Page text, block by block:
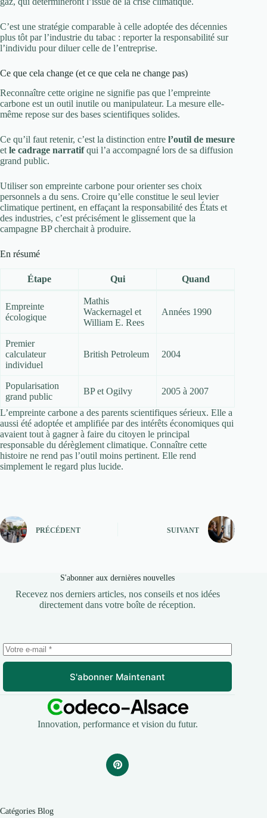
C’est une stratégie comparable à celle adoptée des décennies
plus tôt par l’industrie du tabac : reporter la responsabilité sur
l’individu pour diluer celle de l’entreprise.
Ce que cela change (et ce que cela ne change pas)
Reconnaître cette origine ne signifie pas que l’empreinte
carbone est un outil inutile ou manipulateur. La mesure elle-
même repose sur des bases scientifiques solides.
Ce qu’il faut retenir, c’est la distinction entre l’outil de mesure
et le cadrage narratifqui l’a accompagné lors de sa diffusion
grand public.
Utiliser son empreinte carbone pour orienter ses choix
personnels a du sens. Croire qu’elle constitue le seul levier
climatique pertinent, en effaçant la responsabilité des États et
des industries, c’est précisément le glissement que la
campagne BP cherchait à produire.
En résumé
Étape Qui Quand
Empreinte
écologique
Mathis
Wackernagel et
William E. Rees
Années 1990
Premier
calculateur
individuel
British Petroleum 2004
Popularisation
grand public
BP et Ogilvy 2005 à 2007
L’empreinte carbone a des parents scientifiques sérieux. Elle a
aussi été adoptée et amplifiée par des intérêts économiques qui
avaient tout à gagner à faire du citoyen le principal
responsable du dérèglement climatique. Connaître cette
histoire ne rend pas l’outil moins pertinent. Elle rend
simplement le regard plus lucide.
PRÉCÉDENT SUIVANT
S'abonner aux dernières nouvelles
Recevez nos derniers articles, nos conseils et nos idées
directement dans votre boîte de réception.
S'abonner Maintenant
Innovation, performance et vision du futur.
Catégories Blog